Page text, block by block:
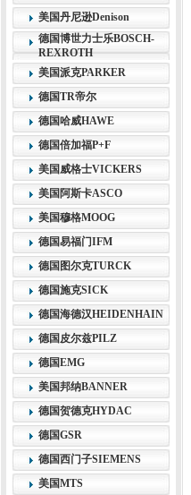
美国丹尼逊Denison
德国博世力士乐BOSCH-
REXROTH
美国派克PARKER
德国TR帝尔
德国哈威HAWE
德国倍加福P+F
美国威格士VICKERS
美国阿斯卡ASCO
美国穆格MOOG
德国易福门IFM
德国图尔克TURCK
德国施克SICK
德国海德汉HEIDENHAIN
德国皮尔兹PILZ
德国EMG
美国邦纳BANNER
德国贺德克HYDAC
德国GSR
德国西门子SIEMENS
美国MTS